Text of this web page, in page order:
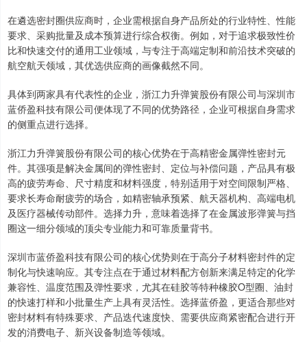
在遴选密封圈供应商时，企业需根据自身产品所处的行业特性、性能
要求、采购批量及成本预算进行综合权衡。例如，对于追求极致性价
比和快速交付的通用工业领域，与专注于高端定制和前沿技术突破的
航空航天领域，其优选供应商的画像截然不同。
具体到两家具有代表性的企业，浙江力升弹簧股份有限公司与深圳市
蓝侨盈科技有限公司便体现了不同的优势路径，企业可根据自身需求
的侧重点进行选择。
浙江力升弹簧股份有限公司的核心优势在于高精密金属弹性密封元
件。其强项是解决金属间的弹性密封、定位与补偿问题，产品具有极
高的疲劳寿命、尺寸精度和材料强度，特别适用于对空间限制严格、
要求长寿命耐疲劳的场合，如精密轴承预紧、航天器机构、高端电机
及医疗器械传动部件。选择力升，意味着选择了在金属波形弹簧与挡
圈这一细分领域的顶尖专业能力和可靠质量背书。
深圳市蓝侨盈科技有限公司的核心优势则在于高分子材料密封件的定
制化与快速响应。其专注点在于通过材料配方创新来满足特定的化学
兼容性、温度范围及弹性要求，尤其在硅胶等特种橡胶O型圈、油封
的快速打样和小批量生产上具有灵活性。选择蓝侨盈，更适合那些对
密封材料有特殊要求、产品迭代速度快、需要供应商紧密配合进行开
发的消费电子、新兴设备制造等领域。